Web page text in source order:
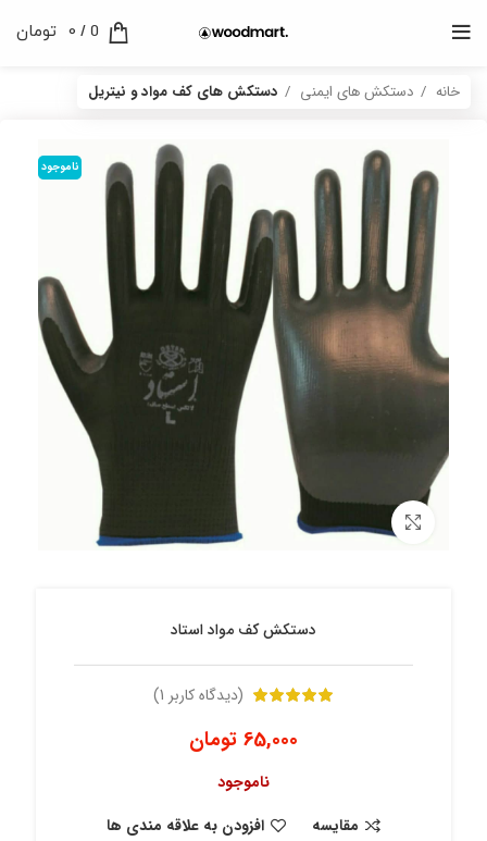
0
/
0 تومان
خانه دستکش های ایمنی دستکش های کف مواد و نیتریل
ناموجود
برای بزرگنمایی کلیک کنید
دستکش کف مواد استاد
(دیدگاه کاربر 1
)
65,000 تومان
ناموجود
مقایسه
افزودن به علاقه مندی ها